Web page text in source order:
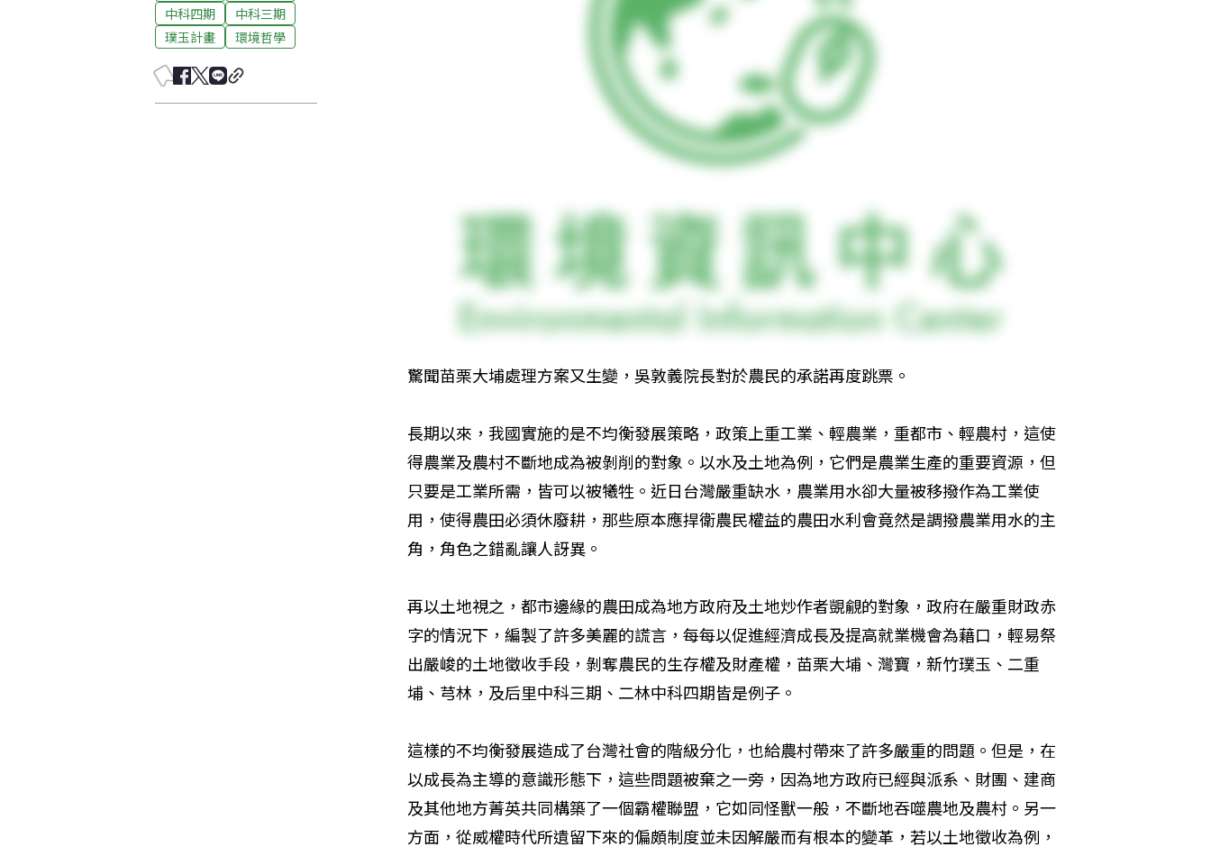
中科四期
中科三期
璞玉計畫
環境哲學
驚聞苗栗大埔處理方案又生變，吳敦義院長對於農民的承諾再度跳票。
長期以來，我國實施的是不均衡發展策略，政策上重工業、輕農業，重都市、輕農村，這使
得農業及農村不斷地成為被剝削的對象。以水及土地為例，它們是農業生產的重要資源，但
只要是工業所需，皆可以被犧牲。近日台灣嚴重缺水，農業用水卻大量被移撥作為工業使
用，使得農田必須休廢耕，那些原本應捍衛農民權益的農田水利會竟然是調撥農業用水的主
角，角色之錯亂讓人訝異。
再以土地視之，都市邊緣的農田成為地方政府及土地炒作者覬覦的對象，政府在嚴重財政赤
字的情況下，編製了許多美麗的謊言，每每以促進經濟成長及提高就業機會為藉口，輕易祭
出嚴峻的土地徵收手段，剝奪農民的生存權及財產權，苗栗大埔、灣寶，新竹璞玉、二重
埔、芎林，及后里中科三期、二林中科四期皆是例子。
這樣的不均衡發展造成了台灣社會的階級分化，也給農村帶來了許多嚴重的問題。但是，在
以成長為主導的意識形態下，這些問題被棄之一旁，因為地方政府已經與派系、財團、建商
及其他地方菁英共同構築了一個霸權聯盟，它如同怪獸一般，不斷地吞噬農地及農村。另一
方面，從威權時代所遺留下來的偏頗制度並未因解嚴而有根本的變革，若以土地徵收為例，